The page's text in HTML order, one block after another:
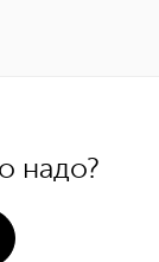
надо?